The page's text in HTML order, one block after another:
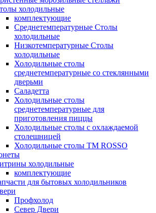
холодильные
комплектующие
Среднетемпературные Столы
холодильные
Низкотемпературные Столы
холодильные
Холодильные столы
среднетемпературные со стеклянными
дверьми
Саладетта
Холодильные столы
среднетемпературные для
приготовления пиццы
Холодильные столы с охлаждаемой
столешницей
Холодильные столы ТМ ROSSO
холодильные
комплектующие
для бытовых холодильников
Профхолод
Север Двери